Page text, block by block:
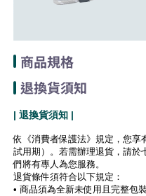
商品規格
退換貨須知
| 退換貨須知 |
依《消費者保護法》規定，您享
試用期）。若需辦理退貨，請於
們將有專人為您服務。
退貨條件須符合以下規定：
• 商品須為全新未使用且完整包